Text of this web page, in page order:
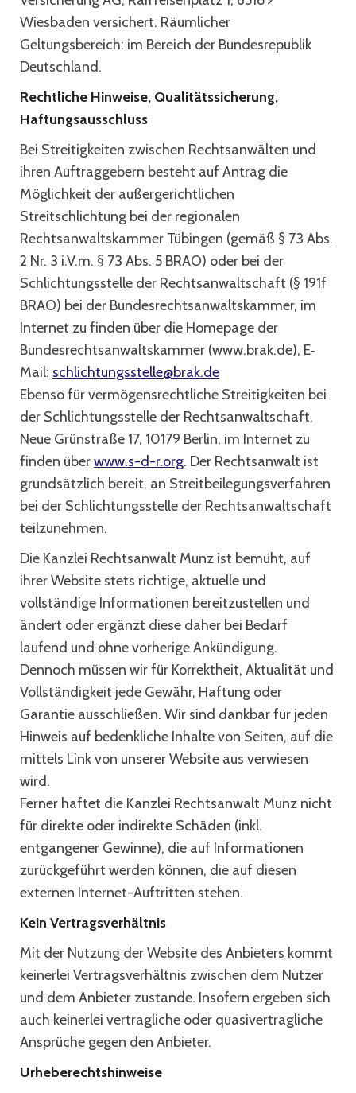
Wiesbaden versichert. Räumlicher
Geltungsbereich: im Bereich der Bundesrepublik
Deutschland.
Rechtliche Hinweise, Qualitätssicherung,
Haftungsausschluss
Bei Streitigkeiten zwischen Rechtsanwälten und
ihren Auftraggebern besteht auf Antrag die
Möglichkeit der außergerichtlichen
Streitschlichtung bei der regionalen
Rechtsanwaltskammer Tübingen (gemäß § 73 Abs.
2 Nr. 3 i.V.m. § 73 Abs. 5 BRAO) oder bei der
Schlichtungsstelle der Rechtsanwaltschaft (§ 191f
BRAO) bei der Bundesrechtsanwaltskammer, im
Internet zu finden über die Homepage der
Bundesrechtsanwaltskammer (www.brak.de), E‐
Mail: schlichtungsstelle@brak.de
Ebenso für vermögensrechtliche Streitigkeiten bei
der Schlichtungsstelle der Rechtsanwaltschaft,
Neue Grünstraße 17, 10179 Berlin, im Internet zu
finden überwww.s-d-r.org. Der Rechtsanwalt ist
grundsätzlich bereit, an Streitbeilegungsverfahren
bei der Schlichtungsstelle der Rechtsanwaltschaft
teilzunehmen.
Die Kanzlei Rechtsanwalt Munz ist bemüht, auf
ihrer Website stets richtige, aktuelle und
vollständige Informationen bereitzustellen und
ändert oder ergänzt diese daher bei Bedarf
laufend und ohne vorherige Ankündigung.
Dennoch müssen wir für Korrektheit, Aktualität und
Vollständigkeit jede Gewähr, Haftung oder
Garantie ausschließen. Wir sind dankbar für jeden
Hinweis auf bedenkliche Inhalte von Seiten, auf die
mittels Link von unserer Website aus verwiesen
wird.
Ferner haftet die Kanzlei Rechtsanwalt Munz nicht
für direkte oder indirekte Schäden (inkl.
entgangener Gewinne), die auf Informationen
zurückgeführt werden können, die auf diesen
externen Internet-Auftritten stehen.
Kein Vertragsverhältnis
Mit der Nutzung der Website des Anbieters kommt
keinerlei Vertragsverhältnis zwischen dem Nutzer
und dem Anbieter zustande. Insofern ergeben sich
auch keinerlei vertragliche oder quasivertragliche
Ansprüche gegen den Anbieter.
Urheberechtshinweise